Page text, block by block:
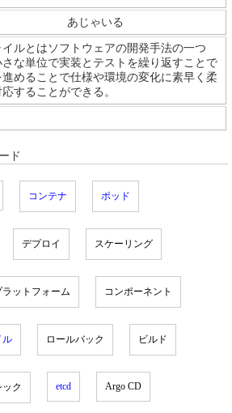
あじゃいる
イルとはソフトウェアの開発手法の一つ
さな単位で実装とテストを繰り返すことで
進めることで仕様や環境の変化に素早く柔
することができる。
ド
コンテナ ポッド
デプロイ スケーリング
ラットフォーム コンポーネント
ル ロールバック ビルド
ク etcd Argo CD